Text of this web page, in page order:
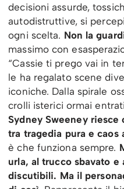
decisioni assurde,
autodistruttive, si
ogni scelta. Non la
massimo con
“Cassie ti prego vai in
le ha regalato scene
iconiche. Dalla spirale
crolli isterici ormai
Sydney Sweeney
tra tragedia pura e caos
è che funziona sempre.
urla, al trucco sbavato
discutibili. Ma il